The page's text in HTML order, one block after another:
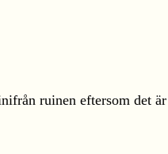
ruinen eftersom det